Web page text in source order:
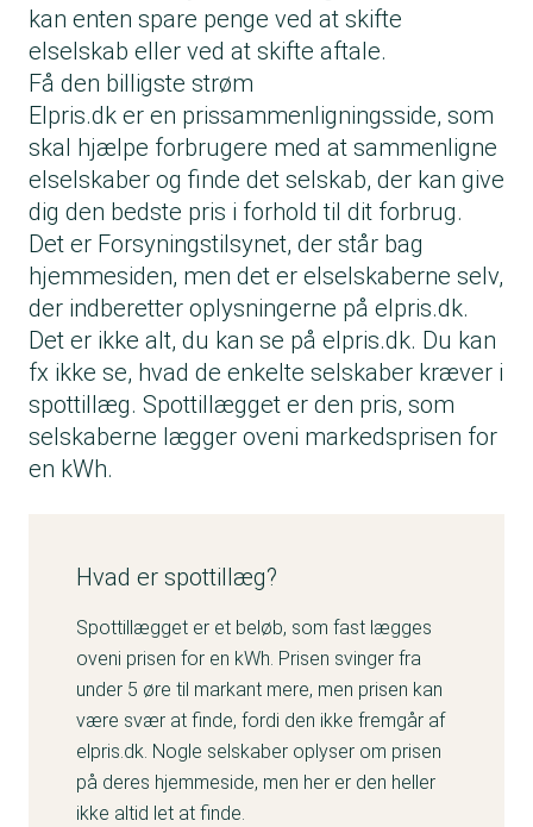
kan enten spare penge ved at skifte
elselskab eller ved at skifte aftale.
Få den billigste strøm
Elpris.dk er en prissammenligningsside, som
skal hjælpe forbrugere med at sammenligne
elselskaber og finde det selskab, der kan give
dig den bedste pris i forhold til dit forbrug.
Det er Forsyningstilsynet, der står bag
hjemmesiden, men det er elselskaberne selv,
der indberetter oplysningerne på elpris.dk.
Det er ikke alt, du kan se på elpris.dk. Du kan
fx ikke se, hvad de enkelte selskaber kræver i
spottillæg. Spottillægget er den pris, som
selskaberne lægger oveni markedsprisen for
en kWh.
Hvad er spottillæg?
Spottillægget er et beløb, som fast lægges
oveni prisen for en kWh. Prisen svinger fra
under 5 øre til markant mere, men prisen kan
være svær at finde, fordi den ikke fremgår af
elpris.dk. Nogle selskaber oplyser om prisen
på deres hjemmeside, men her er den heller
ikke altid let at finde.